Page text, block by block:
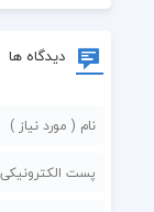
دیدگاه ها